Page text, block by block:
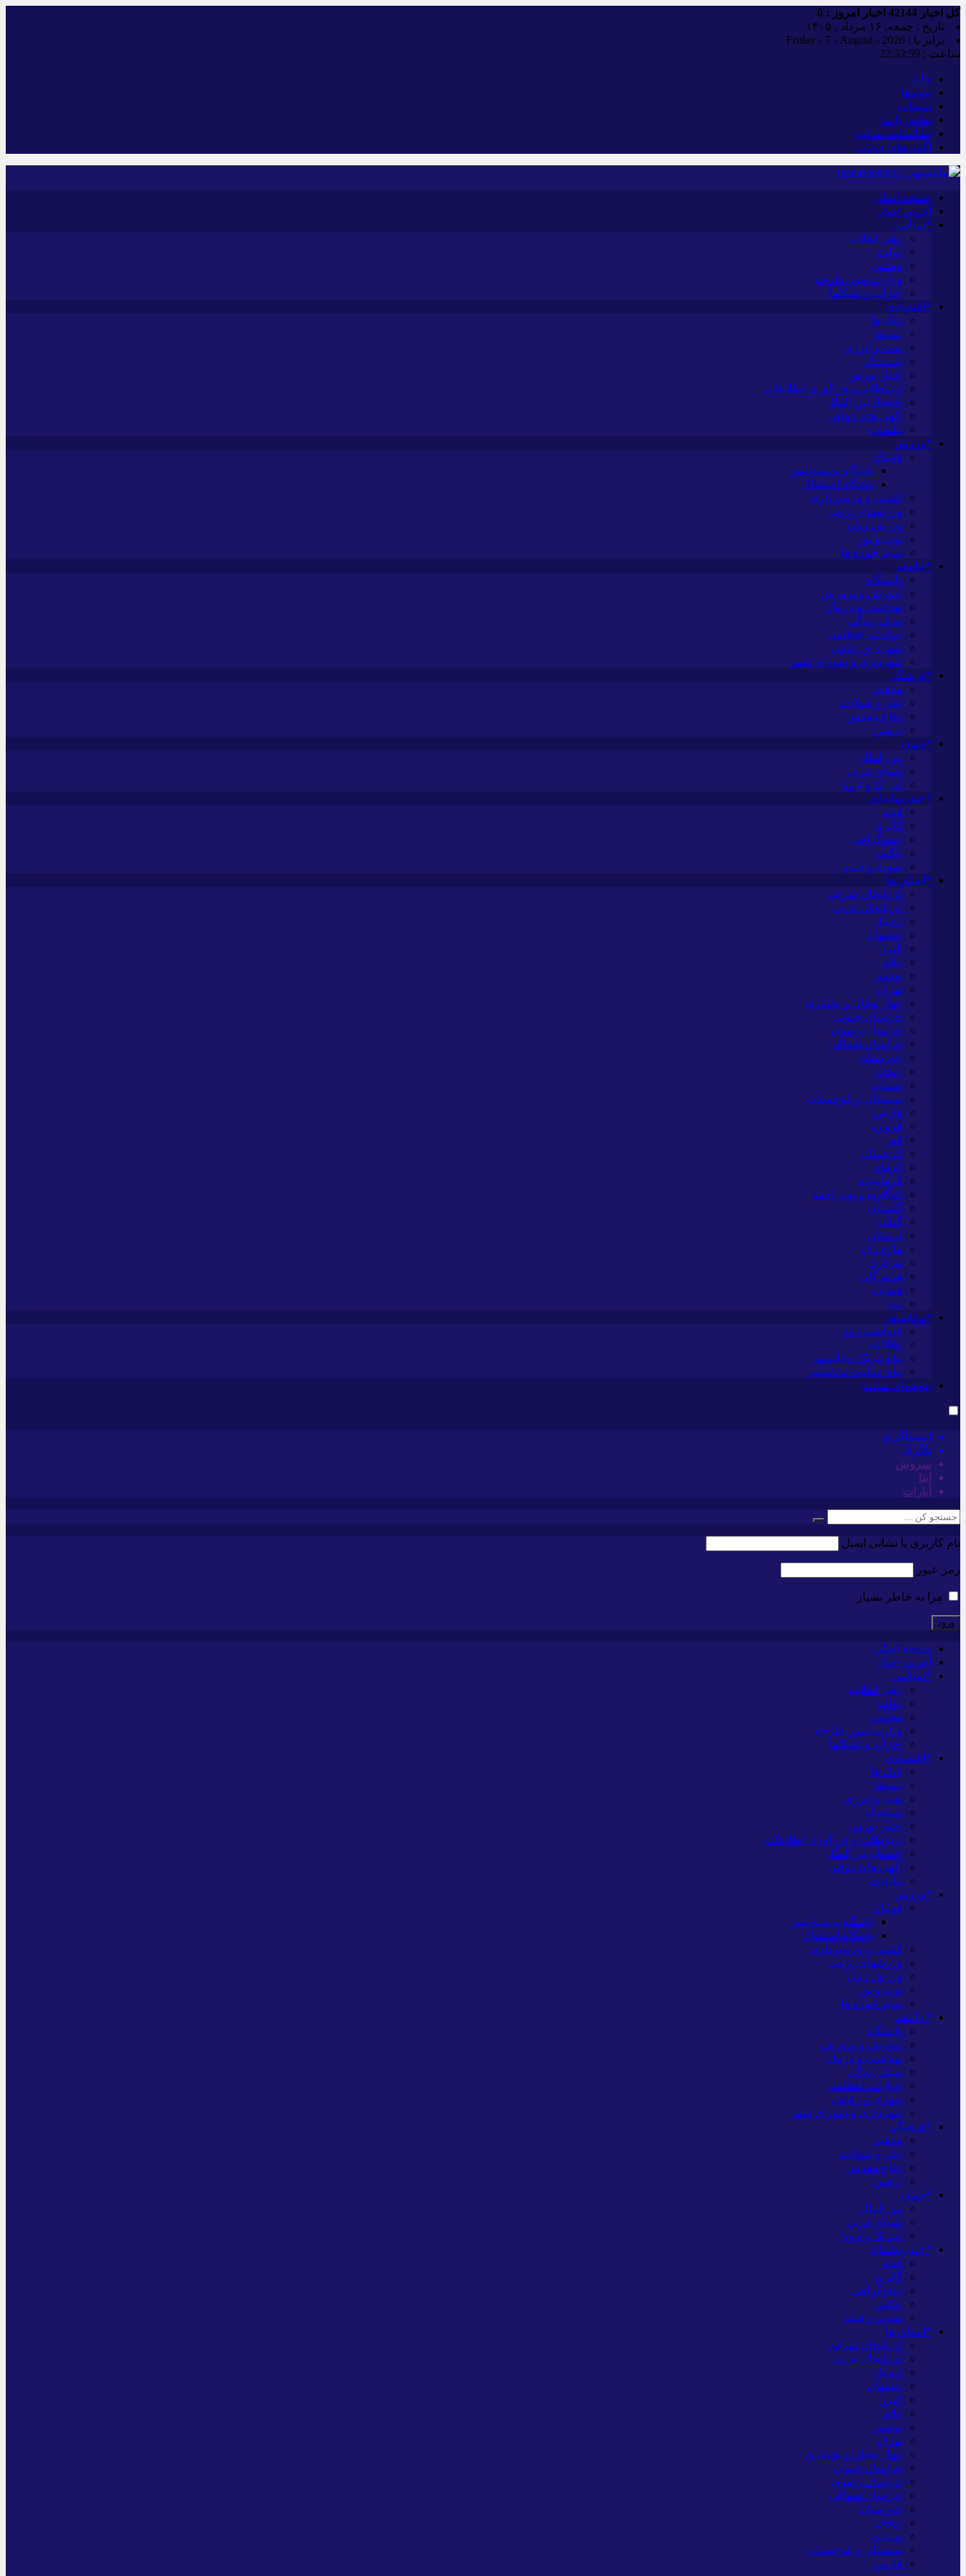
کل اخبار اخبار امروز : 0
تاریخ : جمعه, ۱۶ مرداد , ۱۴۰۵
برابر با : Friday - 7 - August - 2026
ساعت : 22:33:00
خانه
پیوندها
تبلیغات
تماس با ما
شناسنامه سایت
آگهی های دولتی
صفحه اصلی
آخرین اخبار
*سیاسی
رهبر انقلاب
دولت
مجلس
وزارت امور خارجه
احزاب و تشکلها
*اقتصادی
بانک ها
بیمه‌ها
نفت و انرژی
استخدام
اخبار بورس
ارتباطات و فن آوری اطلاعات
اقتصاد بین الملل
آگهی های دولتی
تبلیغات
*ورزش
فوتبال
باشگاه پرسپولیس
باشگاه استقلال
کشتی و وزنه‌برداری
ورزشهای رزمی
ورزش زنان
توپ و تور
سایر حوزه ها
*جامعه
دانشگاه
آموزش و پرورش
بهداشت و درمان
سبک زندگی
حوادث، انتظامی
شهری و رفاهی
شهرداری و شورای شهر
*فرهنگی
مذهبی
ایثار و شهادت
دفاع مقدس
اربعین
*جهان
بین الملل
آسیای غربی
آمریکا و اروپا
*چندرسانه‌ای
فیلم
گالری
اینفوگرافی
عکس
صوت و فیلم
*استان ها
آذربایجان شرقی
آذربایجان غربی
اردبیل
اصفهان
البرز
ایلام
بوشهر
تهران
چهار محال و بختیاری
خراسان جنوبی
خراسان رضوی
خراسان شمالی
خوزستان
زنجان
سمنان
سیستان و بلوچستان
فارس
قزوین
قم
کردستان
کرمان
کرمانشاه
کهگلویه و بویر احمد
گلستان
گیلان
لرستان
مازندران
مرکزی
هرمزگان
همدان
یزد
*ماناسپهر
یادداشت روز
اطلاعیه
پیام تبریک ماناسپهر
پیام تسلیت ماناسپهر
پیوندهای سایت
اینستاگرام
تلگرام
سروش
ایتا
آپارات
نام کاربری یا نشانی ایمیل
رمز عبور
مرا به خاطر بسپار
صفحه اصلی
آخرین اخبار
*سیاسی
رهبر انقلاب
دولت
مجلس
وزارت امور خارجه
احزاب و تشکلها
*اقتصادی
بانک ها
بیمه‌ها
نفت و انرژی
استخدام
اخبار بورس
ارتباطات و فن آوری اطلاعات
اقتصاد بین الملل
آگهی های دولتی
تبلیغات
*ورزش
فوتبال
باشگاه پرسپولیس
باشگاه استقلال
کشتی و وزنه‌برداری
ورزشهای رزمی
ورزش زنان
توپ و تور
سایر حوزه ها
*جامعه
دانشگاه
آموزش و پرورش
بهداشت و درمان
سبک زندگی
حوادث، انتظامی
شهری و رفاهی
شهرداری و شورای شهر
*فرهنگی
مذهبی
ایثار و شهادت
دفاع مقدس
اربعین
*جهان
بین الملل
آسیای غربی
آمریکا و اروپا
*چندرسانه‌ای
فیلم
گالری
اینفوگرافی
عکس
صوت و فیلم
*استان ها
آذربایجان شرقی
آذربایجان غربی
اردبیل
اصفهان
البرز
ایلام
بوشهر
تهران
چهار محال و بختیاری
خراسان جنوبی
خراسان رضوی
خراسان شمالی
خوزستان
زنجان
سمنان
سیستان و بلوچستان
فارس